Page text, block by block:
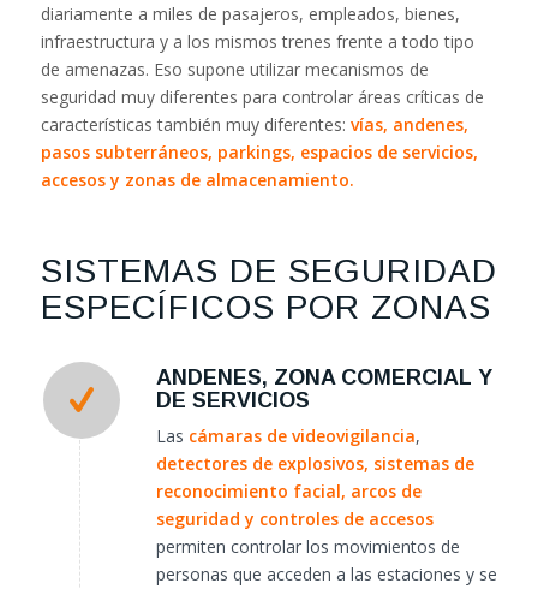
diariamente a miles de pasajeros, empleados, bienes,
infraestructura y a los mismos trenes frente a todo tipo
de amenazas. Eso supone utilizar mecanismos de
seguridad muy diferentes para controlar áreas críticas de
características también muy diferentes: vías, andenes,
pasos subterráneos, parkings, espacios de servicios,
accesos y zonas de almacenamiento.
SISTEMAS DE SEGURIDAD
ESPECÍFICOS POR ZONAS
ANDENES, ZONA COMERCIAL Y
DE SERVICIOS
Las cámaras de videovigilancia,
detectores de explosivos, sistemas de
reconocimiento facial, arcos de
seguridad y controles de accesos
permiten controlar los movimientos de
personas que acceden a las estaciones y se